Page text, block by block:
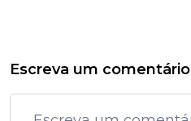
Escreva um comentário